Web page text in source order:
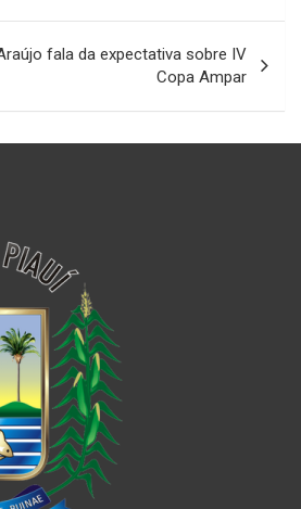
fala da expectativa sobre IV
Copa Ampar